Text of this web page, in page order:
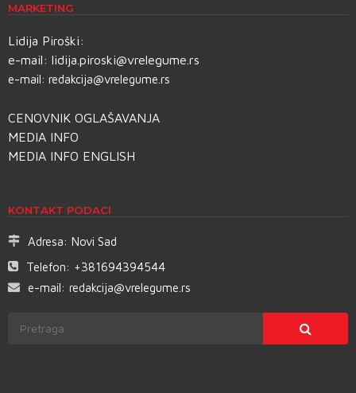
MARKETING
Lidija Piroški:
e-mail: lidija.piroski@vrelegume.rs
e-mail: redakcija@vrelegume.rs
CENOVNIK OGLAŠAVANJA
MEDIA INFO
MEDIA INFO ENGLISH
KONTAKT PODACI
Adresa: Novi Sad
Telefon: +381694394544
e-mail: redakcija@vrelegume.rs